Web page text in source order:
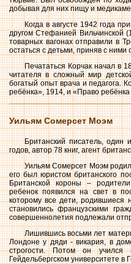
добывая для них пищу и
Когда в августе 1942 года
другом Стефанией Вильчинской
товарных вагонах отправили в
остаться с детьми, приняв с ними
Печататься Корчак начал в
читателя в сложный мир
богатый опыт врача и педагога.
ребёнка», 1914, и «Право
Уильям Сомерсет Моэм
Британский писатель, один
годов, автор 78 книг, агент
Уильям Сомерсет Моэм
его был юристом британского
Британской короны –
ребенок появился на свет в
которому все дети, родившиеся
становились французскими
совершеннолетия подлежали
Лишившись восьми лет
Лондоне у дяди - викария, в
строгости. Потом он
Гейдельбергском университете в